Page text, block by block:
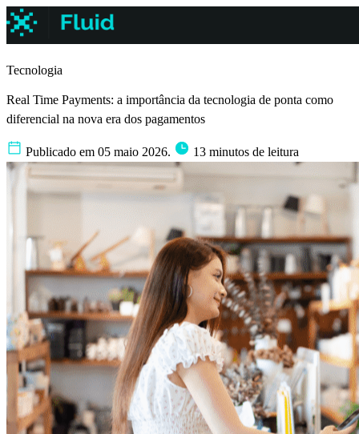
Tecnologia
Real Time Payments: a importância da tecnologia de ponta como
diferencial na nova era dos pagamentos
Publicado em 05 maio 2026. 13 minutos de leitura